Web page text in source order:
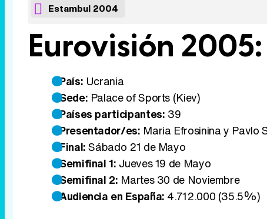
Estambul 2004
Eurovisión
País: Ucrania
Sede: Palace of Sports (Kiev)
Países participantes: 39
Presentador/es: Maria Efrosinina y Pavlo
Final:Sábado 21 de Mayo
Semifinal 1: Jueves 19 de Mayo
Semifinal 2: Martes 30 de Noviembre
Audiencia en España: 4.712.000 (35.5%)